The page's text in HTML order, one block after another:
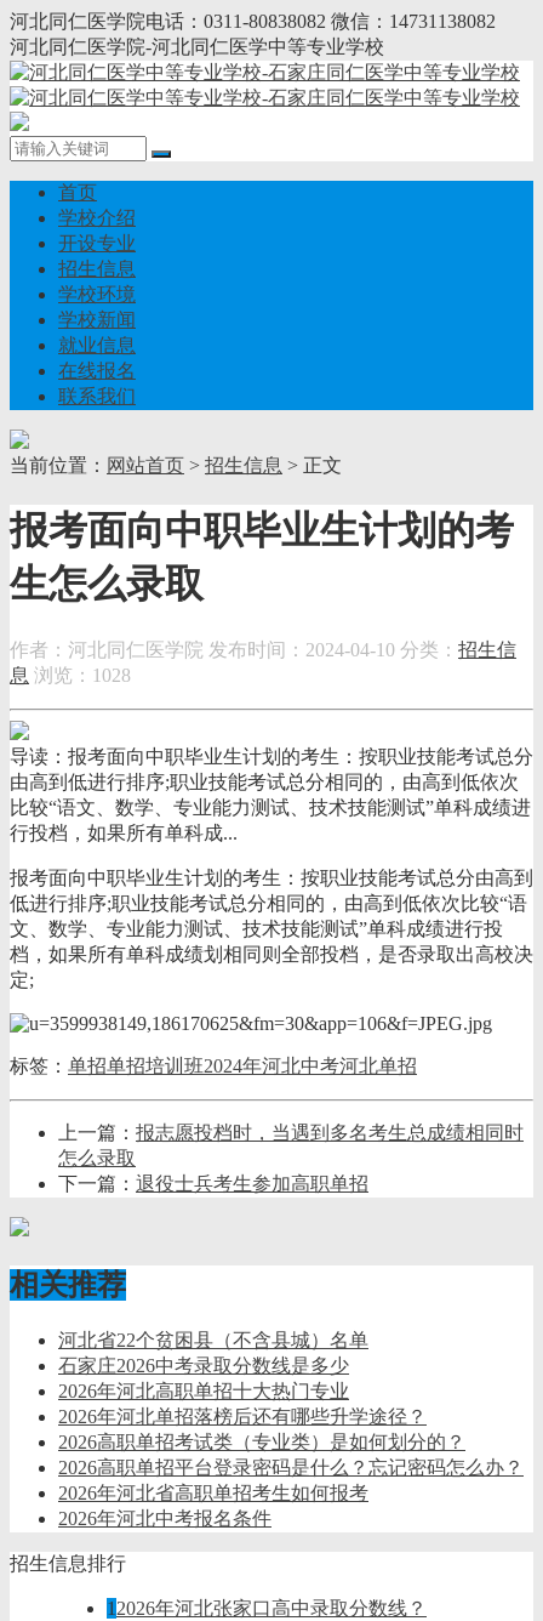
河北同仁医学院电话：0311-80838082 微信：14731138082
河北同仁医学院-河北同仁医学中等专业学校
首页
学校介绍
开设专业
招生信息
学校环境
学校新闻
就业信息
在线报名
联系我们
当前位置： 网站首页 > 招生信息 > 正文
报考面向中职毕业生计划的考
生怎么录取
作者：河北同仁医学院 发布时间：2024-04-10 分类： 招生信
息 浏览：1028
导读：报考面向中职毕业生计划的考生：按职业技能考试总分
由高到低进行排序;职业技能考试总分相同的，由高到低依次
比较“语文、数学、专业能力测试、技术技能测试”单科成绩进
行投档，如果所有单科成...
报考面向中职毕业生计划的考生： 按职业技能考试总分由高到
低进行排序;职业技能考试总分相同的，由高到低依次比较“语
文、数学、专业能力测试、技术技能测试”单科成绩进行投
档，如果所有单科成绩划相同则全部投档，是否录取出高校决
定;
标签： 单招单招培训班2024年河北中考河北单招
上一篇： 报志愿投档时，当遇到多名考生总成绩相同时
怎么录取
下一篇： 退役士兵考生参加高职单招
相关推荐
河北省22个贫困县（不含县城）名单
石家庄2026中考录取分数线是多少
2026年河北高职单招十大热门专业
2026年河北单招落榜后还有哪些升学途径？
2026高职单招考试类（专业类）是如何划分的？
2026高职单招平台登录密码是什么？忘记密码怎么办？
2026年河北省高职单招考生如何报考
2026年河北中考报名条件
招生信息排行
1 2026年河北张家口高中录取分数线？